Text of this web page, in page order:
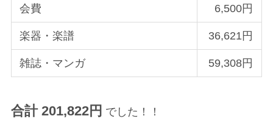
会費 6,500円
楽器・楽譜 36,621円
雑誌・マンガ 59,308円
合計 201,822円 でした！！